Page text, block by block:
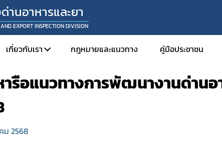
านอาหารและยา
EXPORT INSPECTION DIVISION
เกี่ยวกับเรา
โครงสร้างองค์กร
กฎหมายและแนวทาง คู่มือประชาชน
กิจกรรมร่วมกับภาคีเครือข่าย
รือแนวทางการพัฒนางานด่านอ
ม 2568